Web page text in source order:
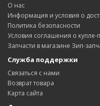
О нас
Информация и условия о
Политика безопасности
Условия соглашения о купле-
Запчасти в магазине Зип-
Служба поддержки
Связаться с нами
Возврат товара
Карта сайта